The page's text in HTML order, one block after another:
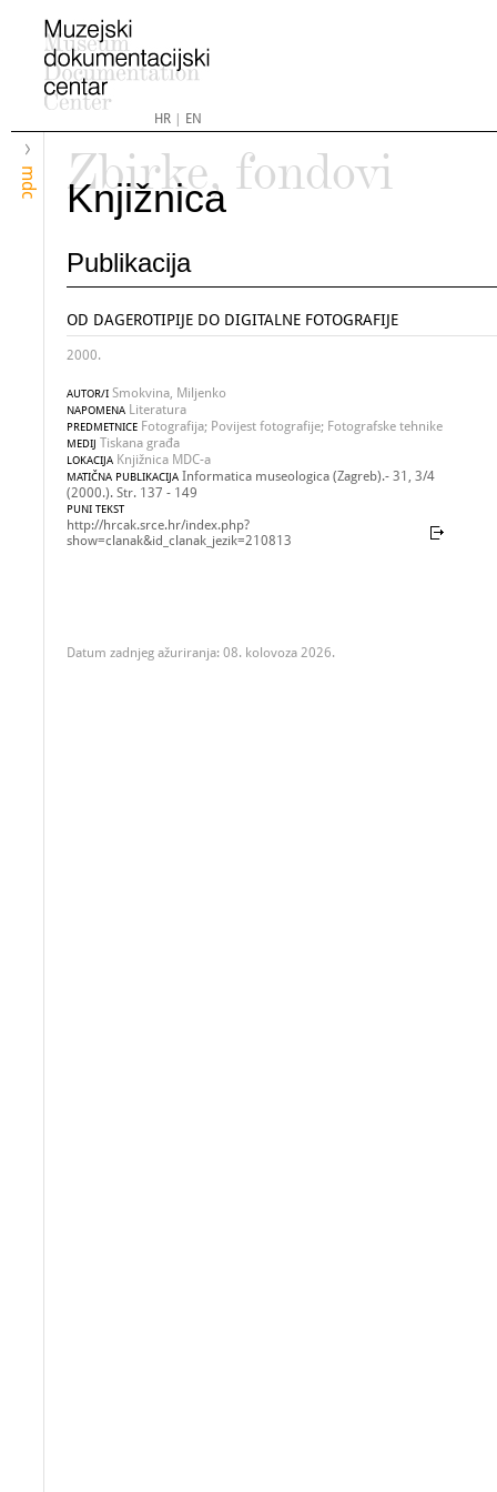
HR| EN
mdc
Zbirke, fondovi
Knjižnica
Publikacija
OD DAGEROTIPIJE DO DIGITALNE FOTOGRAFIJE
2000.
AUTOR/I Smokvina, Miljenko
NAPOMENA Literatura
PREDMETNICE Fotografija; Povijest fotografije; Fotografske tehnike
MEDIJ Tiskana građa
LOKACIJA Knjižnica MDC-a
MATIČNA PUBLIKACIJA Informatica museologica (Zagreb).- 31, 3/4
(2000.). Str. 137 - 149
PUNI TEKST
http://hrcak.srce.hr/index.php?
show=clanak&id_clanak_jezik=210813
Datum zadnjeg ažuriranja: 08. kolovoza 2026.